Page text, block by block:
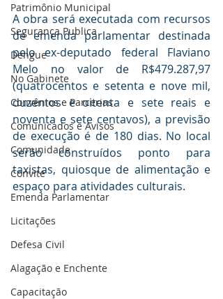
Patrimônio Municipal
Segurança Publica
Dengue
No Gabinete
Convênios e Parcerias
Comunicados e Avisos
Comunidade
Convite
Emenda Parlamentar
Licitações
Defesa Civil
Alagação e Enchente
Capacitação
A obra será executada com recursos
de emenda parlamentar destinada
pelo ex-deputado federal Flaviano
Melo no valor de R$479.287,97
(quatrocentos e setenta e nove mil,
duzentos e oitenta e sete reais e
noventa e sete centavos), a previsão
de execução é de 180 dias. No local
serão construídos ponto para
taxistas, quiosque de alimentação e
espaço para atividades culturais.